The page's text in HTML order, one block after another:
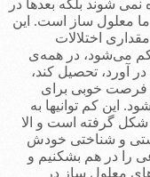
شوند بلکه بعدها در
معلول ساز است. این
اختلالات
کم می‌شود، در همه‌ی
آورد، تحصیل کند،
خوبی برای
این کم توانیها به
گرفته است و الا
و شناختی خودش
را در هم بشکنیم و
معلول ساز در